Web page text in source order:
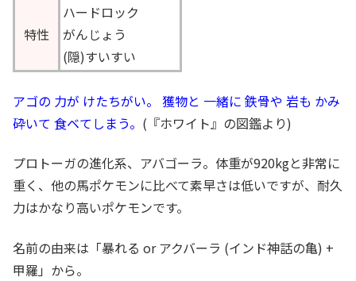
特性
ハードロック
がんじょう
(隠)すいすい
アゴの 力が けたちがい。 獲物と 一緒に 鉄骨や 岩も かみ
砕いて 食ベてしまう。 (『ホワイト』の図鑑より)
プロトーガの進化系、アバゴーラ。体重が920kgと非常に
重く、他の馬ポケモンに比べて素早さは低いですが、耐久
力はかなり高いポケモンです。
名前の由来は「暴れる or アクバーラ (インド神話の亀) +
甲羅」から。